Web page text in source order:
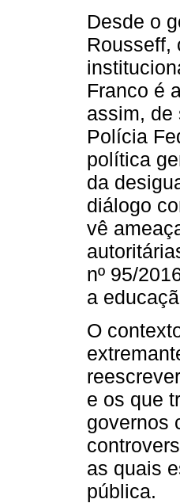
Desde o
Rousseff,
Franco é
assim, de
Polícia
política
da
diálogo
vê
nº 95/
a
O
e os que
governos
as quais
pública.